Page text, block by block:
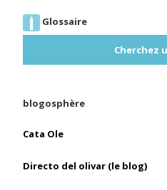
Glossaire
Cherchez
blogosphère
Cata Ole
Directo del olivar (le blog)